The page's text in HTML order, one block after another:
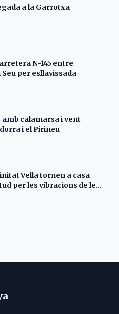
a la Garrotxa
N-145 entre
per esllavissada
calamarsa i vent
i el Pirineu
Vella tornen a casa
per les vibracions de les